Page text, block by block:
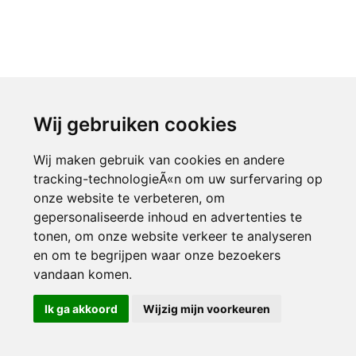
Wij gebruiken cookies
Wij maken gebruik van cookies en andere
tracking-technologieÃ«n om uw surfervaring op
onze website te verbeteren, om
gepersonaliseerde inhoud en advertenties te
tonen, om onze website verkeer te analyseren
en om te begrijpen waar onze bezoekers
vandaan komen.
Ik ga akkoord Wijzig mijn voorkeuren